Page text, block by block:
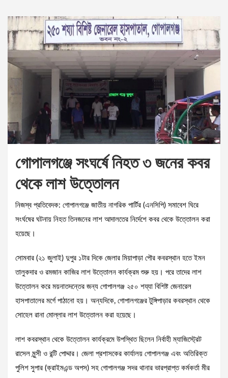
গোপালগঞ্জে সংঘর্ষে নিহত ৩ জনের কবর
থেকে লাশ উত্তোলন
নিজস্ব প্রতিবেদক: গোপালগঞ্জে জাতীয় নাগরিক পার্টির (এনসিপি) সমাবেশ ঘিরে
সংর্ঘষের ঘটনায় নিহত তিনজনের লাশ আদালতের নির্দেশে কবর থেকে উত্তোলন করা
হয়েছে।
সোমবার (২১ জুলাই) দুপুর ১টার দিকে জেলার মিয়াপাড়া পৌর কবরস্থান হতে ইমন
তালুকদার ও রমজান কাজির লাশ উত্তোলন কার্যক্রম শুরু হয়। পরে তাদের লাশ
উত্তোলন করে ময়নাতদন্তের জন্য গোপালগঞ্জ ২৫০ শয্যা বিশিষ্ট জেনারেল
হাসপাতালের মর্গে পাঠানো হয়। অন্যদিকে, গোপালগঞ্জের টুঙ্গিপাড়ার কবরস্থান থেকে
সোহেল রানা মোল্লার লাশ উত্তোলন করা হয়েছে।
লাশ কবরস্থান থেকে উত্তোলন কার্যক্রমে উপস্থিত ছিলেন নির্বাহী ম্যাজিস্ট্রেট
রাসেল মুন্সী ও রন্টি পোদ্দার। জেলা প্রশাসকের কার্যালয় গোপালগঞ্জ এবং অতিরিক্ত
পুলিশ সুপার (ক্রাইমএন্ড অপস) সহ গোপালগঞ্জ সদর থানার ভারপ্রাপ্ত কর্মকর্তা মীর